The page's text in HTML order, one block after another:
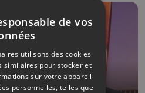
de vos
utilisons des cookies
similaires pour stocker et
sur votre appareil
personnelles, telles que